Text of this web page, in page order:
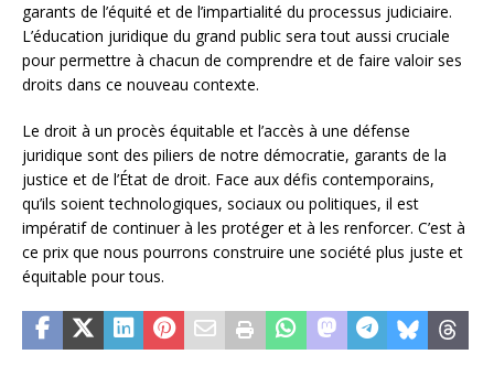
garants de l’équité et de l’impartialité du processus judiciaire.
L’éducation juridique du grand public sera tout aussi cruciale
pour permettre à chacun de comprendre et de faire valoir ses
droits dans ce nouveau contexte.
Le droit à un procès équitable et l’accès à une défense
juridique sont des piliers de notre démocratie, garants de la
justice et de l’État de droit. Face aux défis contemporains,
qu’ils soient technologiques, sociaux ou politiques, il est
impératif de continuer à les protéger et à les renforcer. C’est à
ce prix que nous pourrons construire une société plus juste et
équitable pour tous.